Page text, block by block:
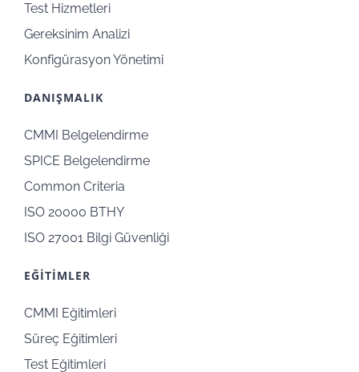
Test Hizmetleri
Gereksinim Analizi
Konfigürasyon Yönetimi
DANIŞMALIK
CMMI Belgelendirme
SPICE Belgelendirme
Common Criteria
ISO 20000 BTHY
ISO 27001 Bilgi Güvenliği
EĞİTİMLER
CMMI Eğitimleri
Süreç Eğitimleri
Test Eğitimleri